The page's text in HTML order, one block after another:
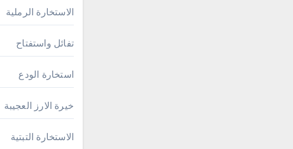
الاستخارة الرملية
تفائل واستفتاح
استخارة الودع
خيرة الارز العجيبة
الاستخارة التبتية